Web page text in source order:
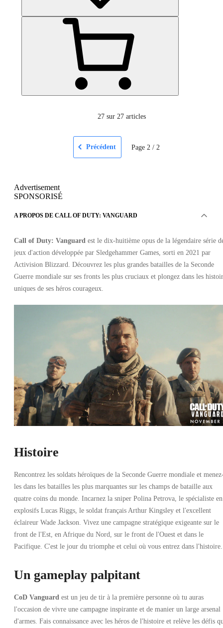
27 sur 27 articles
Précédent Page 2 / 2
Advertisement
SPONSORISÉ
A PROPOS DE CALL OF DUTY: VANGUARD
Call of Duty: Vanguard est le dix-huitième opus de la légendaire série
jeux d'action développée par Sledgehammer Games, sorti en 2021 par
Activision Blizzard. Découvrez les plus grandes batailles de la Seconde
Guerre mondiale sur ses fronts les plus cruciaux et plongez dans les
uniques de ses héros courageux.
Histoire
Rencontrez les soldats héroïques de la Seconde Guerre mondiale et
les dans les batailles les plus marquantes sur les champs de bataille aux
quatre coins du monde. Incarnez la sniper Polina Petrova, le spécialiste en
explosifs Lucas Riggs, le soldat français Arthur Kingsley et l'excellent
éclaireur Wade Jackson. Vivez une campagne stratégique exigeante sur le
front de l'Est, en Afrique du Nord, sur le front de l'Ouest et dans le
Pacifique. C'est le jour du triomphe et celui où vous entrez dans l'histoire.
Un gameplay palpitant
CoD Vanguard est un jeu de tir à la première personne où tu auras
l'occasion de vivre une campagne inspirante et de manier un large arsenal
d'armes. Fais connaissance avec les héros de l'histoire et relève les défis